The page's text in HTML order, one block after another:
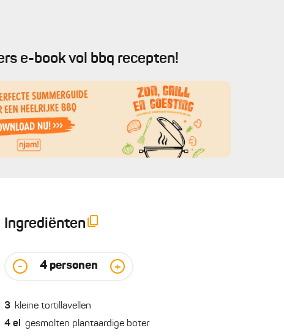
e-book vol bbq recepten!
Ingrediënten
- 4 personen +
3 kleine tortillavellen
4 el gesmolten plantaardige boter